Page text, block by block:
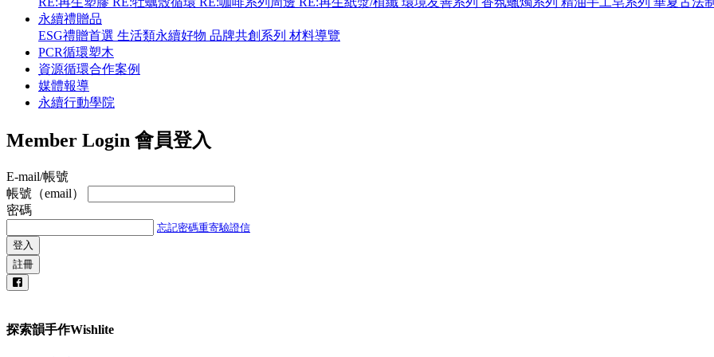
永續禮贈品
ESG禮贈首選 生活類永續好物 品牌共創系列 材料導覽
PCR循環塑木
資源循環合作案例
媒體報導
永續行動學院
Member Login 會員登入
E-mail/帳號
帳號（email）
密碼
忘記密碼重寄驗證信
登入
註冊
探索韻手作Wishlite